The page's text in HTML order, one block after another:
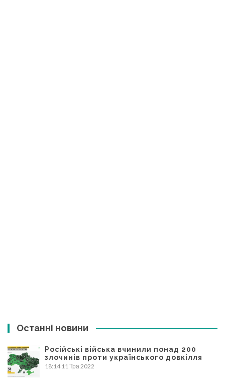
Останні новини
Російські війська вчинили понад 200
злочинів проти українського довкілля
18:14 11 Тра 2022